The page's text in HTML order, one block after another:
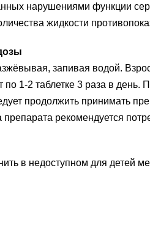
нарушениями функции
жидкости
запивая водой.
по 1-2 таблетке 3 раза в день.
продолжить принимать
рекомендуется
в недоступном для детей